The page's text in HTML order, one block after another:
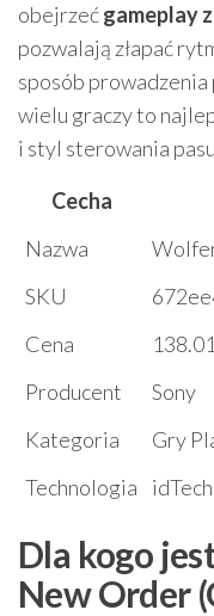
obejrzećgameplay
pozwalają złapać
sposób prowadzenia
wielu graczy to
i styl sterowania
Cecha
Nazwa
SKU
Cena
Producent
Sony
Kategoria
Gry
Technologia
Dla kogo
New Order